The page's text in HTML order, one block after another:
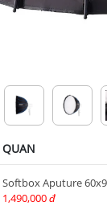
Softbox Aputure
1,490,000 đ